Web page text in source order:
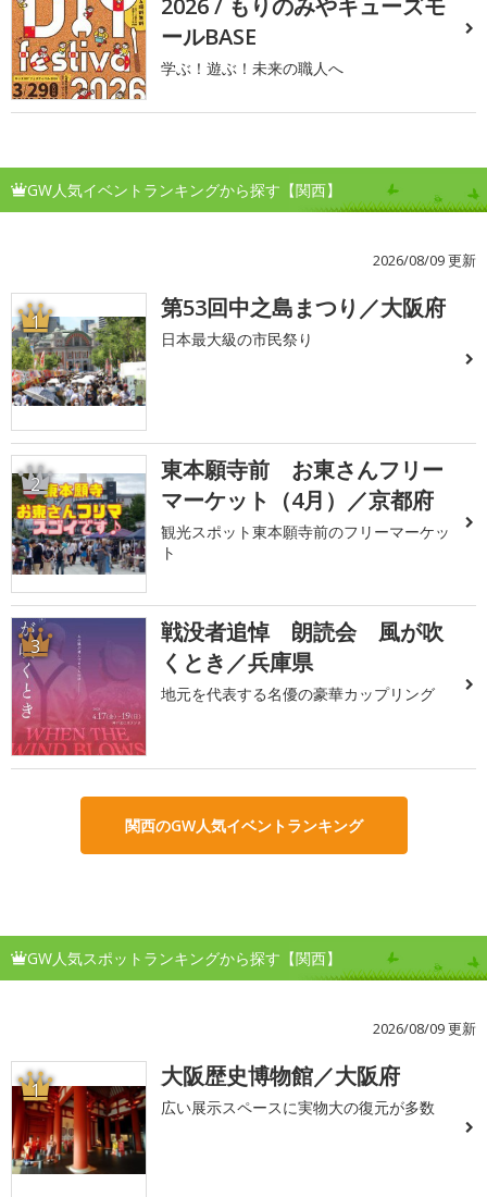
2026 / もりのみやキューズモ
ールBASE
学ぶ！遊ぶ！未来の職人へ
GW人気イベントランキングから探す【関西】
2026/08/09 更新
1 第53回中之島まつり／大阪府
日本最大級の市民祭り
2
東本願寺前 お東さんフリー
マーケット（4月）／京都府
観光スポット東本願寺前のフリーマーケッ
ト
3
戦没者追悼 朗読会 風が吹
くとき／兵庫県
地元を代表する名優の豪華カップリング
関西のGW人気イベントランキング
GW人気スポットランキングから探す【関西】
2026/08/09 更新
1 大阪歴史博物館／大阪府
広い展示スペースに実物大の復元が多数